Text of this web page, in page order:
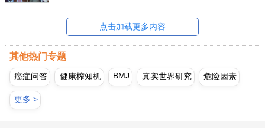
点击加载更多内容
其他热门专题
癌症问答 健康榨知机 BMJ 真实世界研究 危险因素
更多 >